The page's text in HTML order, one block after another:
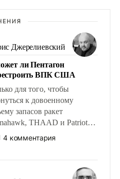
Джерелиевский
ли Пентагон
ВПК США
для того, чтобы
к довоенному
запасов ракет
THAAD и Patriot
потребуется более трех
Даже небольшая война с
4 комментария